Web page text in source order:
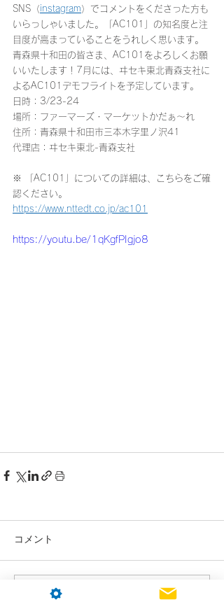
SNS（instagram）でコメントをくださった方も
いらっしゃいました。「AC101」の知名度と注
目度が高まっていることをうれしく思います。
青森県十和田の皆さま、AC101をよろしくお願
いいたします！
7月には、ヰセキ東北青森支社に
よるAC101デモフライトを予定しています。
日時：3/23-24
場所： ファーマーズ・マーケットかだぁ～れ
住所： 青森県十和田市三本木字里ノ沢41
代理店：ヰセキ東北-青森支社
※ 「AC101」についての詳細は、こちらをご確
認ください。
https://www.nttedt.co.jp/ac101
https://youtu.be/1qKgfPIgjo8
コメント
コメントを追加…